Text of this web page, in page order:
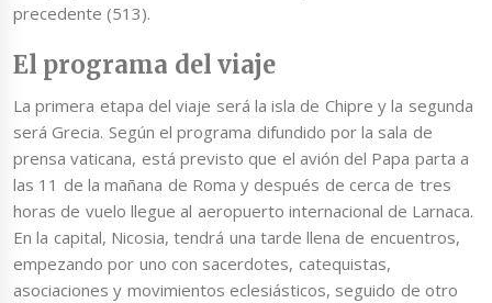
precedente (513).
El programa del viaje
La primera etapa del viaje será la isla de Chipre y la segunda
será Grecia. Según el programa difundido por la sala de
prensa vaticana, está previsto que el avión del Papa parta a
las 11 de la mañana de Roma y después de cerca de tres
horas de vuelo llegue al aeropuerto internacional de Larnaca.
En la capital, Nicosia, tendrá una tarde llena de encuentros,
empezando por uno con sacerdotes, catequistas,
asociaciones y movimientos eclesiásticos, seguido de otro